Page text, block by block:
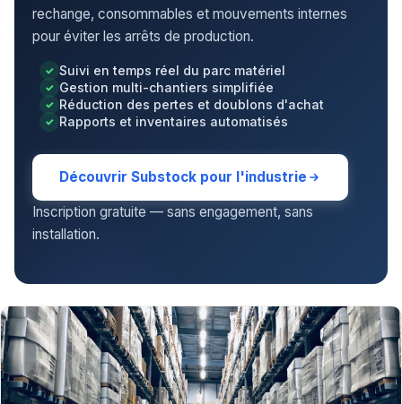
rechange, consommables et mouvements internes
pour éviter les arrêts de production.
Suivi en temps réel du parc matériel
Gestion multi-chantiers simplifiée
Réduction des pertes et doublons d'achat
Rapports et inventaires automatisés
Découvrir Substock pour l'industrie
Inscription gratuite — sans engagement, sans
installation.